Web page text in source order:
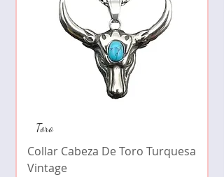
Toro
Collar Cabeza De Toro Turquesa
Vintage